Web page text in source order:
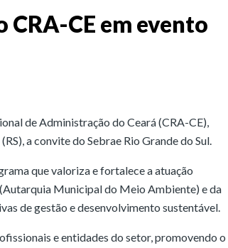
CE em evento
de Administração do Ceará (CRA-CE),
a convite do Sebrae Rio Grande do Sul.
que valoriza e fortalece a atuação
Municipal do Meio Ambiente) e da
de gestão e desenvolvimento sustentável.
e entidades do setor, promovendo o